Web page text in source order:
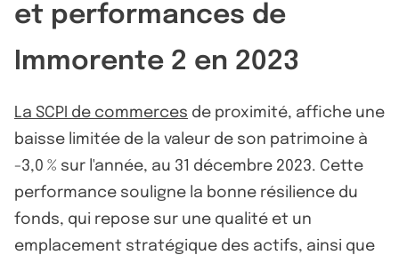
et performances de
Immorente 2 en 2023
La SCPI de commerces de proximité, affiche une
baisse limitée de la valeur de son patrimoine à
-3,0 % sur l'année, au 31 décembre 2023. Cette
performance souligne la bonne résilience du
fonds, qui repose sur une qualité et un
emplacement stratégique des actifs, ainsi que